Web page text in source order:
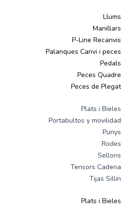
Llums
Manillars
P-Line Recanvis
Palanques Canvi i peces
Pedals
Peces Quadre
Peces de Plegat
Plats i Bieles
Portabultos y movilidad
Punys
Rodes
Sellons
Tensors Cadena
Tijas Sillin
Plats i Bieles